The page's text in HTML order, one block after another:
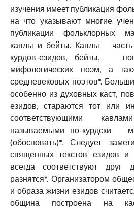
изучения имеет публикация
на что указывают многие
публикации фольклорных
кавлы и бейты. Кавлы часть
курдов-езидов, бейты,
мифологических поэм, а
средневековых поэтов*.
особенно из духовных каст,
езидов, стараются тот или
соответствующими
называемыми по-курдски
(обосновать)*. Следует
священных текстов езидов
всегда соответствуют
разнятся*. Организатором
и образа жизни езидов
община построена на